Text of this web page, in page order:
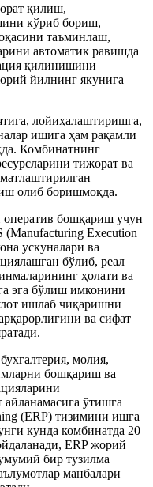
қилиш,
кўриб бориш,
таъминлаш,
автоматик равишда
қилинишини
йилнинг якунига
лойиҳалаштиришга,
ишига ҳам рақамли
Комбинатнинг
тижорат ва
олиб боришмоқда.
бошқариш учун
(Manufacturing Execution
ускуналари ва
бўлиб, реал
ҳолати ва
эга бўлиш имконини
ишлаб чиқаришни
ва сифат
молия,
бошқариш ва
ўтишга
(ERP) тизимини ишга
кунда комбинатда 20
ERP жорий
бир тузилма
манбалари